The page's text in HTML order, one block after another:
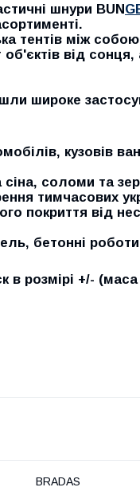
шнури BUN
тентів між
від
широке
кузовів
сіна, соломи та
тимчасових
покриття від
бетонні
в розмірі +/-
BRADAS